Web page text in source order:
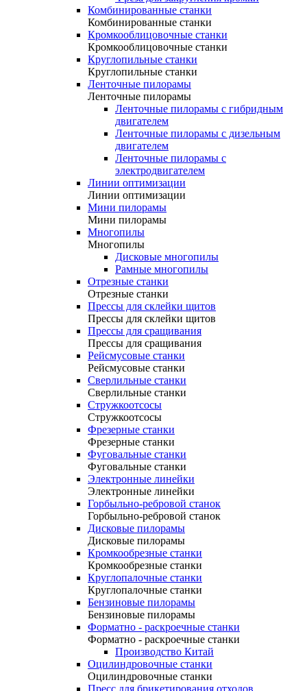
Комбинированные станки
Комбинированные станки
Кромкооблицовочные станки
Кромкооблицовочные станки
Круглопильные станки
Круглопильные станки
Ленточные пилорамы
Ленточные пилорамы
Ленточные пилорамы с гибридным
двигателем
Ленточные пилорамы с дизельным
двигателем
Ленточные пилорамы с
электродвигателем
Линии оптимизации
Линии оптимизации
Мини пилорамы
Мини пилорамы
Многопилы
Многопилы
Дисковые многопилы
Рамные многопилы
Отрезные станки
Отрезные станки
Прессы для склейки щитов
Прессы для склейки щитов
Прессы для сращивания
Прессы для сращивания
Рейсмусовые станки
Рейсмусовые станки
Сверлильные станки
Сверлильные станки
Стружкоотсосы
Стружкоотсосы
Фрезерные станки
Фрезерные станки
Фуговальные станки
Фуговальные станки
Электронные линейки
Электронные линейки
Горбыльно-ребровой станок
Горбыльно-ребровой станок
Дисковые пилорамы
Дисковые пилорамы
Кромкообрезные станки
Кромкообрезные станки
Круглопалочные станки
Круглопалочные станки
Бензиновые пилорамы
Бензиновые пилорамы
Форматно - раскроечные станки
Форматно - раскроечные станки
Производство Китай
Оцилиндровочные станки
Оцилиндровочные станки
Пресс для брикетирования отходов